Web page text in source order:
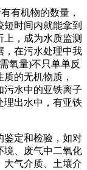
有机物的数量，
时间内就能拿到
，成为水质监测
，在污水处理中我
氧量)不只单单反
的无机物质，
污水中的亚铁离子
理出水中，有亚铁
鉴定和检验，如对
境、废气中二氧化
大气介质、土壤介